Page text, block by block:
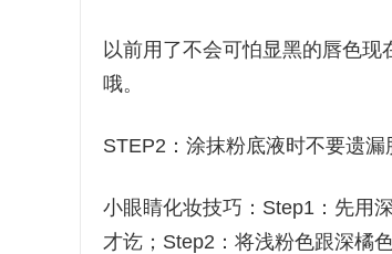
以前用了不会可怕显黑的唇色
哦。
STEP2：涂抹粉底液时不要遗
小眼睛化妆技巧：Step1：先用
才讫；Step2：将浅粉色跟深橘